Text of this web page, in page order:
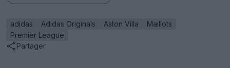
adidas Adidas Originals Aston Villa
Maillots
Premier League
Partager